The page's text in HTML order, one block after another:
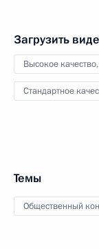
Загрузить
Высокое качество,
Стандартное
Темы
Общественный